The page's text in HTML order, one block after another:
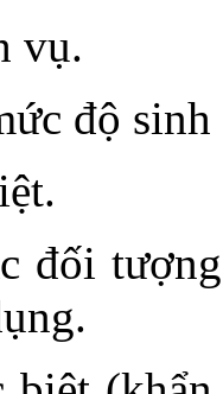
vụ.
độ
đối